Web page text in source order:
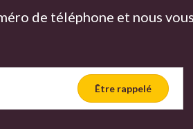
de téléphone et nous
Être rappelé